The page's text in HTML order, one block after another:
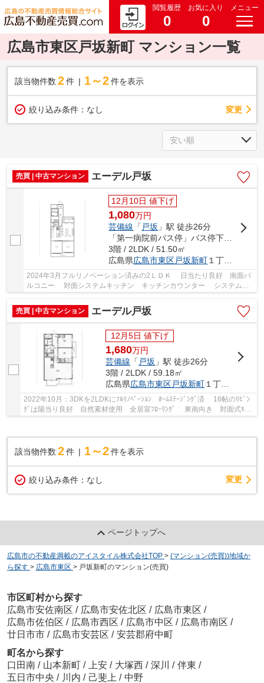
閲覧履歴
0
お気に入り
0
メニュー
広島市東区戸坂新町 マンション一覧
該当物件数 2件 1～2 件を表示
絞り込み条件： なし 変更
売買 | 中古マンション エーデル戸坂
12月10日 値下げ
1,080万円
芸備線 「 戸坂 」駅 徒歩26分
「第一病院前バス停」バス停下車 徒歩3分
3階 / 2LDK / 51.50㎡
広島県広島市東区戸坂新町１丁目12-41
2024年3月フルリノベーション済みの2ＬＤＫ 日当たり良好 南面バ
ルコニー 対面システムキッチン キッチンカウンター システムバ
売買 | 中古マンション
エーデル戸坂
12月5日 値下げ
1,680万円
芸備線 「 戸坂 」駅 徒歩26分
3階 / 2LDK / 59.18㎡
広島県広島市東区戸坂新町１丁目12-41
2022年10月：3DKを2LDKにﾌﾙﾘﾉﾍﾞｰｼｮﾝ ﾎｰﾑｽﾃｰｼﾞﾝｸﾞ済 16帖のﾘﾋﾞﾝ
ｸﾞは陽当り良好 自然素材使用 全居室ﾌﾛｰﾘﾝｸﾞ 東南向き 対面式ｷｯﾁ
該当物件数 2件 1～2 件を表示
絞り込み条件： なし 変更
ページトップへ
広島市の不動産満載のアイスタイル株式会社TOP > (マンション(売買))地域か
ら探す > 広島市東区 > 戸坂新町のマンション(売買)
市区町村から探す
広島市安佐南区 / 広島市安佐北区 / 広島市東区 /
広島市佐伯区 / 広島市西区 / 広島市中区 / 広島市南区 /
廿日市市 / 広島市安芸区 / 安芸郡府中町
町名から探す
口田南 / 山本新町 / 上安 / 大塚西 / 深川 / 伴東 /
五日市中央 / 川内 / 己斐上 / 中野